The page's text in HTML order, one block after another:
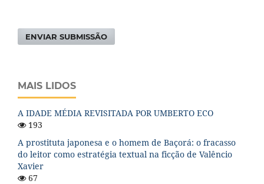
ENVIAR SUBMISSÃO
MAIS LIDOS
A IDADE MÉDIA REVISITADA POR UMBERTO ECO
193
A prostituta japonesa e o homem de Baçorá: o fracasso
do leitor como estratégia textual na ficção de Valêncio
Xavier
67